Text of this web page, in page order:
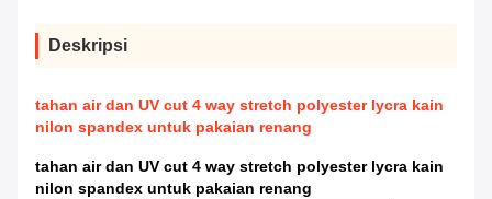
Deskripsi
tahan air dan UV cut 4 way stretch polyester lycra kain
nilon spandex untuk pakaian renang
tahan air dan UV cut 4 way stretch polyester lycra kain
nilon spandex untuk pakaian renang